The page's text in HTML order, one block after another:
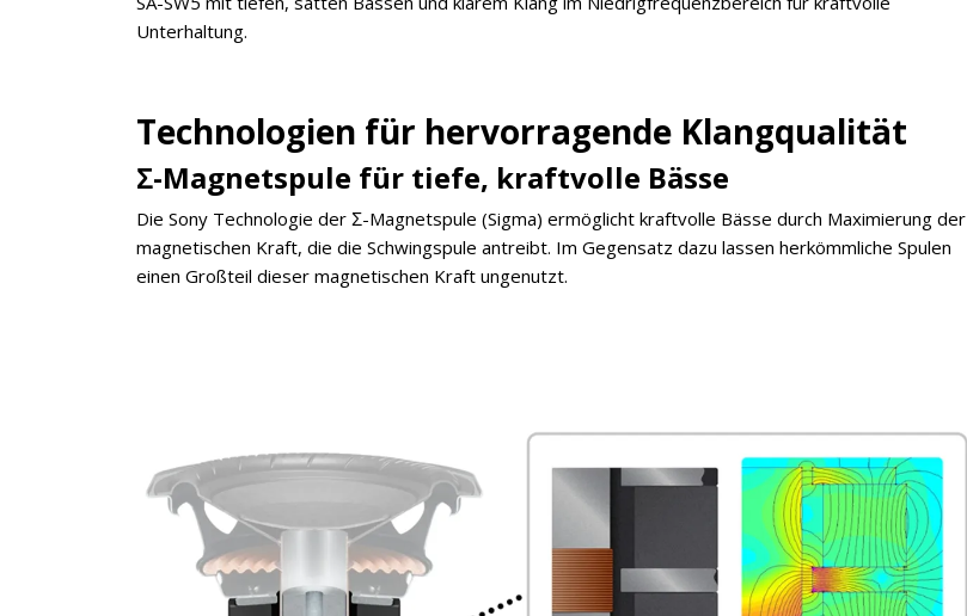
Unterhaltung.
Technologien für hervorragende Klangqualität
Σ-Magnetspule für tiefe, kraftvolle Bässe
Die Sony Technologie der Σ-Magnetspule (Sigma) ermöglicht kraftvolle Bässe durch Maximierung der
magnetischen Kraft, die die Schwingspule antreibt. Im Gegensatz dazu lassen herkömmliche Spulen
einen Großteil dieser magnetischen Kraft ungenutzt.
×
KEINE ANGEBOTE
Updates direkt in Ihr Postfach. Kostenlos und